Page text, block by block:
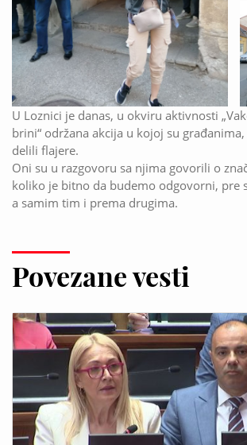
U Loznici je danas, u okviru aktivnosti
brini“ održana akcija u kojoj su građanima,
delili flajere.
Oni su u razgovoru sa njima govorili o
koliko je bitno da budemo odgovorni, pre
a samim tim i prema drugima.
Povezane vesti